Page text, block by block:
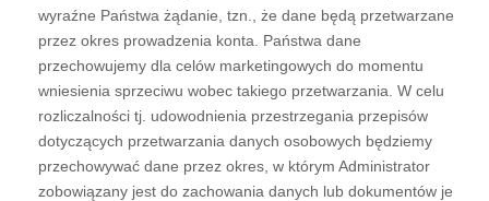
wyraźne Państwa żądanie, tzn., że dane będą przetwarzane
przez okres prowadzenia konta. Państwa dane
przechowujemy dla celów marketingowych do momentu
wniesienia sprzeciwu wobec takiego przetwarzania. W celu
rozliczalności tj. udowodnienia przestrzegania przepisów
dotyczących przetwarzania danych osobowych będziemy
przechowywać dane przez okres, w którym Administrator
zobowiązany jest do zachowania danych lub dokumentów je